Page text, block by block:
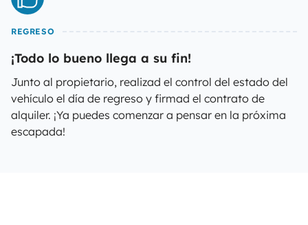
REGRESO
¡Todo lo bueno llega a su fin!
Junto al propietario, realizad el control del estado del
vehículo el día de regreso y firmad el contrato de
alquiler. ¡Ya puedes comenzar a pensar en la próxima
escapada!